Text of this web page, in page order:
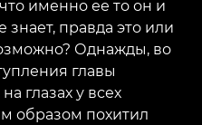
именно ее то он и
знает, правда это или
Однажды, во
главы
глазах у всех
образом похитил